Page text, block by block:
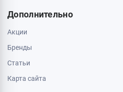
Обмен и возврат
Свяжитесь с нами
0 800 403 173
044 334 54 27